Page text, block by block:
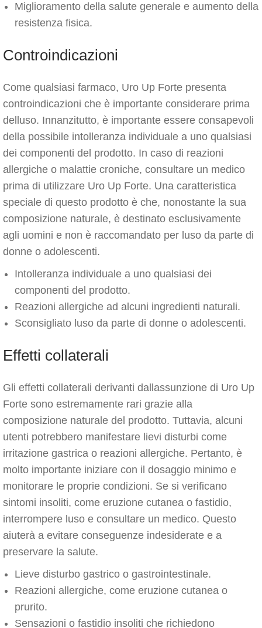
Miglioramento della salute generale e aumento della
resistenza fisica.
Controindicazioni
Come qualsiasi farmaco, Uro Up Forte presenta
controindicazioni che è importante considerare prima
delluso. Innanzitutto, è importante essere consapevoli
della possibile intolleranza individuale a uno qualsiasi
dei componenti del prodotto. In caso di reazioni
allergiche o malattie croniche, consultare un medico
prima di utilizzare Uro Up Forte. Una caratteristica
speciale di questo prodotto è che, nonostante la sua
composizione naturale, è destinato esclusivamente
agli uomini e non è raccomandato per luso da parte di
donne o adolescenti.
Intolleranza individuale a uno qualsiasi dei
componenti del prodotto.
Reazioni allergiche ad alcuni ingredienti naturali.
Sconsigliato luso da parte di donne o adolescenti.
Effetti collaterali
Gli effetti collaterali derivanti dallassunzione di Uro Up
Forte sono estremamente rari grazie alla
composizione naturale del prodotto. Tuttavia, alcuni
utenti potrebbero manifestare lievi disturbi come
irritazione gastrica o reazioni allergiche. Pertanto, è
molto importante iniziare con il dosaggio minimo e
monitorare le proprie condizioni. Se si verificano
sintomi insoliti, come eruzione cutanea o fastidio,
interrompere luso e consultare un medico. Questo
aiuterà a evitare conseguenze indesiderate e a
preservare la salute.
Lieve disturbo gastrico o gastrointestinale.
Reazioni allergiche, come eruzione cutanea o
prurito.
Sensazioni o fastidio insoliti che richiedono